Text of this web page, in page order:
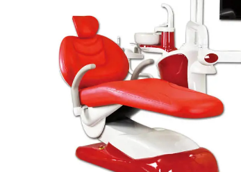
GRACE
–
X1,
Công
nghệ